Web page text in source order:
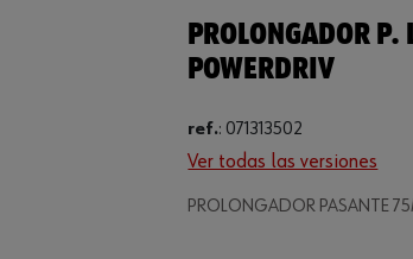
PROLONGADOR P.
POWERDRIV
ref.: 071313502
Ver todas las versiones
PROLONGADOR PASANTE
Loading...